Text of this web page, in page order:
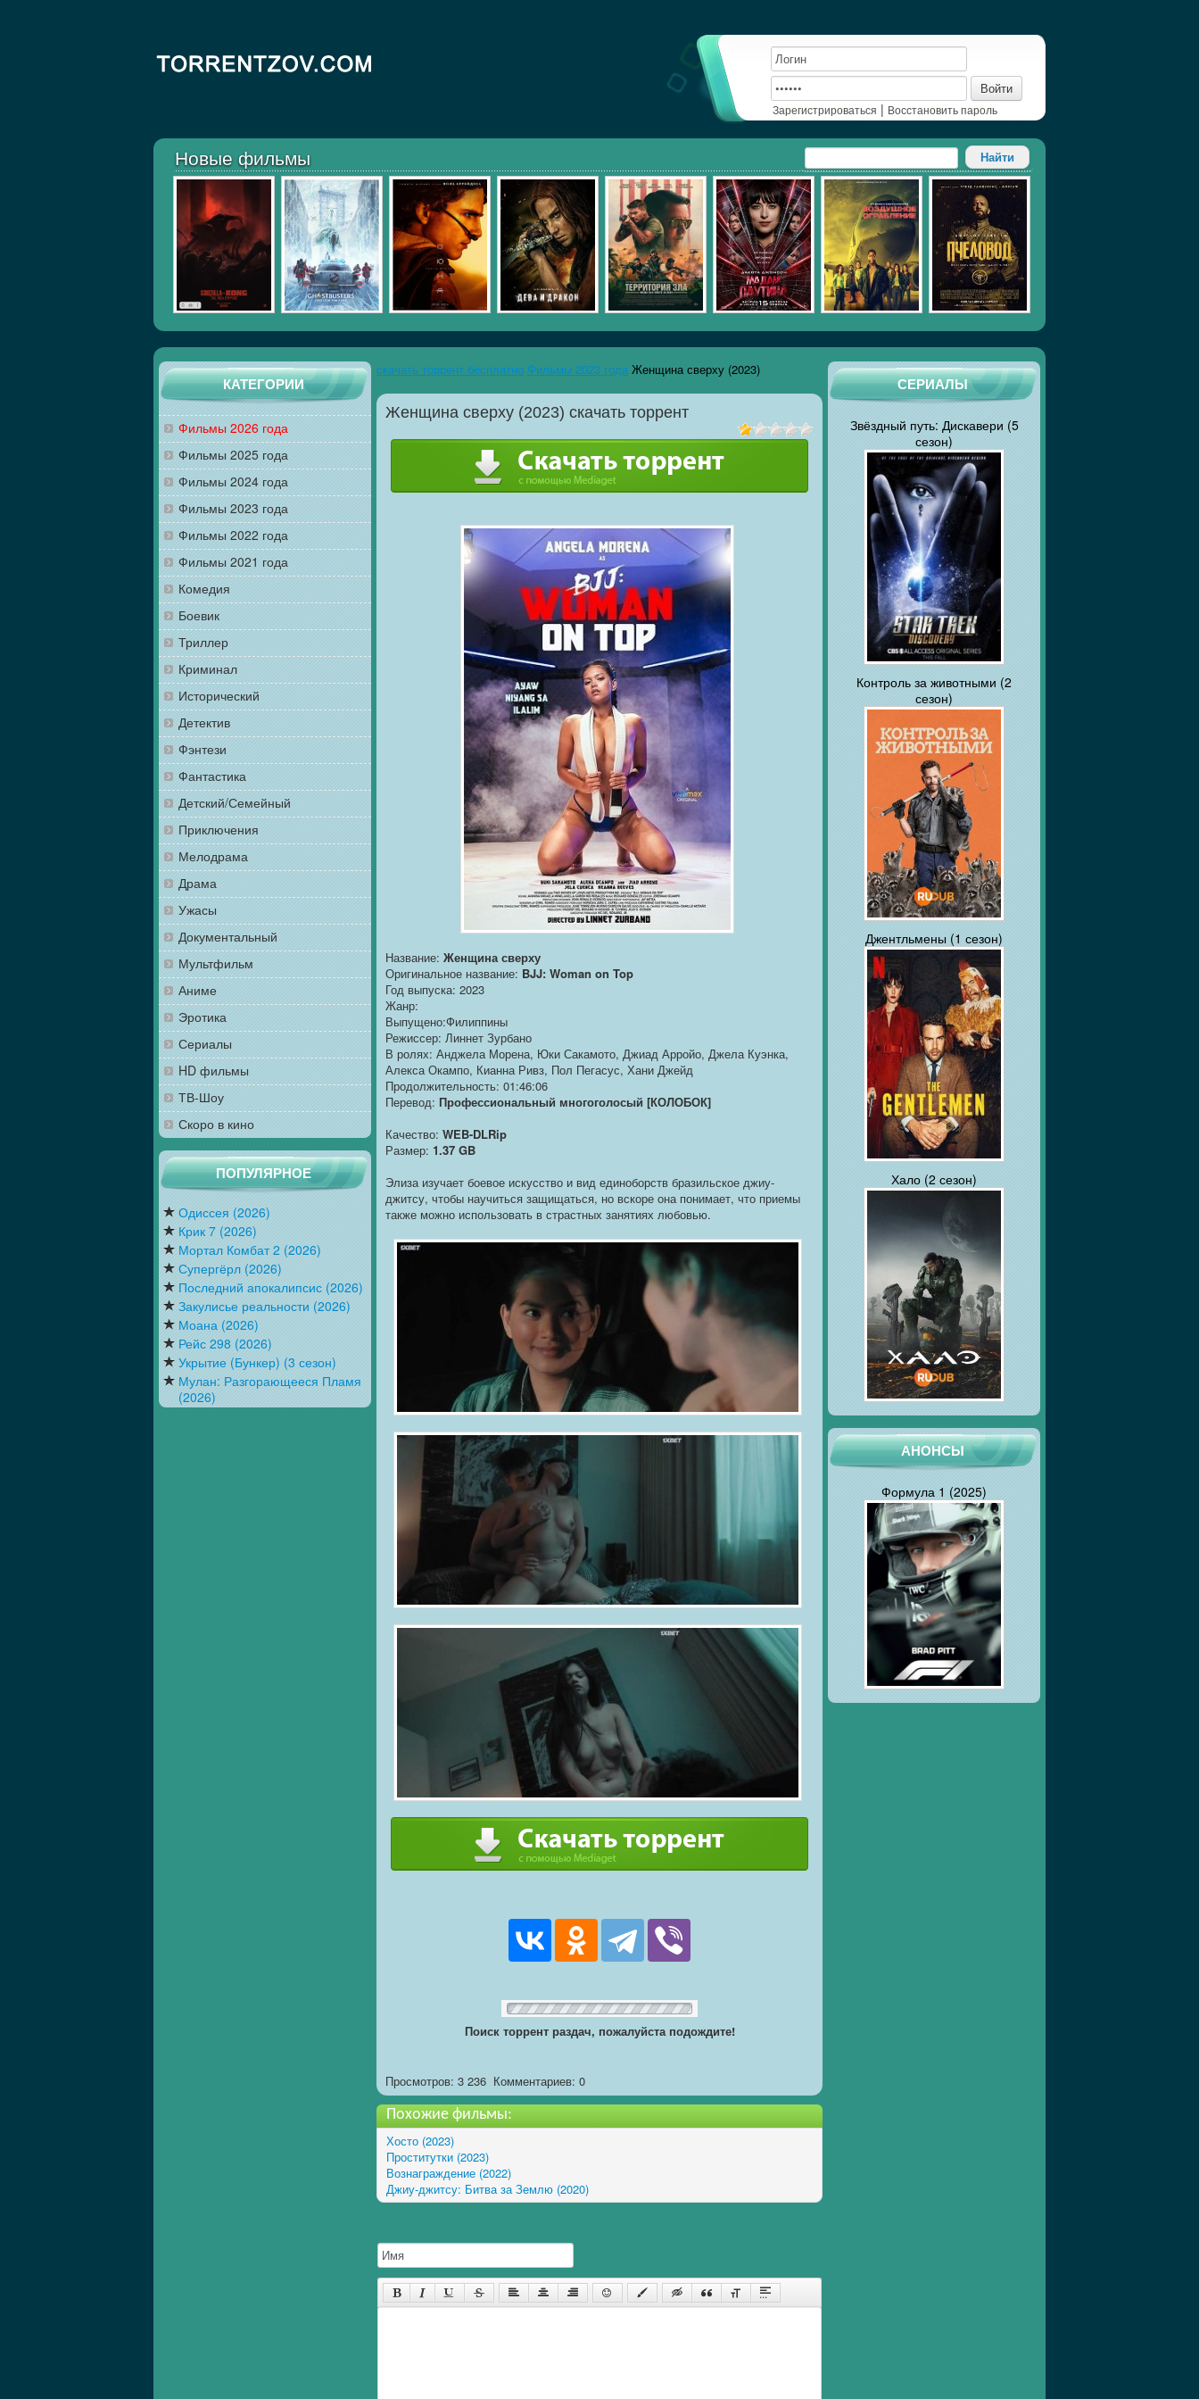
Войти
Зарегистрироваться | Восстановить пароль
Новые фильмы
СЕРИАЛЫ
Звёздный путь: Дискавери (5
сезон)
Контроль за животными (2
сезон)
Джентльмены (1 сезон)
Хало (2 сезон)
АНОНСЫ
Формула 1 (2025)
КАТЕГОРИИ
Фильмы 2026 года
Фильмы 2025 года
Фильмы 2024 года
Фильмы 2023 года
Фильмы 2022 года
Фильмы 2021 года
Комедия
Боевик
Триллер
Криминал
Исторический
Детектив
Фэнтези
Фантастика
Детский/Семейный
Приключения
Мелодрама
Драма
Ужасы
Документальный
Мультфильм
Аниме
Эротика
Сериалы
HD фильмы
ТВ-Шоу
Скоро в кино
ПОПУЛЯРНОЕ
Одиссея (2026)
Крик 7 (2026)
Мортал Комбат 2 (2026)
Супергёрл (2026)
Последний апокалипсис (2026)
Закулисье реальности (2026)
Моана (2026)
Рейс 298 (2026)
Укрытие (Бункер) (3 сезон)
Мулан: Разгорающееся Пламя
(2026)
скачать торрент бесплатно Фильмы 2023 года Женщина сверху (2023)
Женщина сверху (2023) скачать торрент
Название: Женщина сверху
Оригинальное название: BJJ: Woman on Top
Год выпуска: 2023
Жанр:
Выпущено:Филиппины
Режиссер: Линнет Зурбано
В ролях: Анджела Морена, Юки Сакамото, Джиад Арройо, Джела Куэнка,
Алекса Окампо, Кианна Ривз, Пол Пегасус, Хани Джейд
Продолжительность: 01:46:06
Перевод: Профессиональный многоголосый [КОЛОБОК]
Качество: WEB-DLRip
Размер: 1.37 GB
Элиза изучает боевое искусство и вид единоборств бразильское джиу-
джитсу, чтобы научиться защищаться, но вскоре она понимает, что приемы
также можно использовать в страстных занятиях любовью.
Поиск торрент раздач, пожалуйста подождите!
Просмотров: 3 236 Комментариев: 0
Похожие фильмы:
Хосто (2023)
Проститутки (2023)
Вознаграждение (2022)
Джиу-джитсу: Битва за Землю (2020)